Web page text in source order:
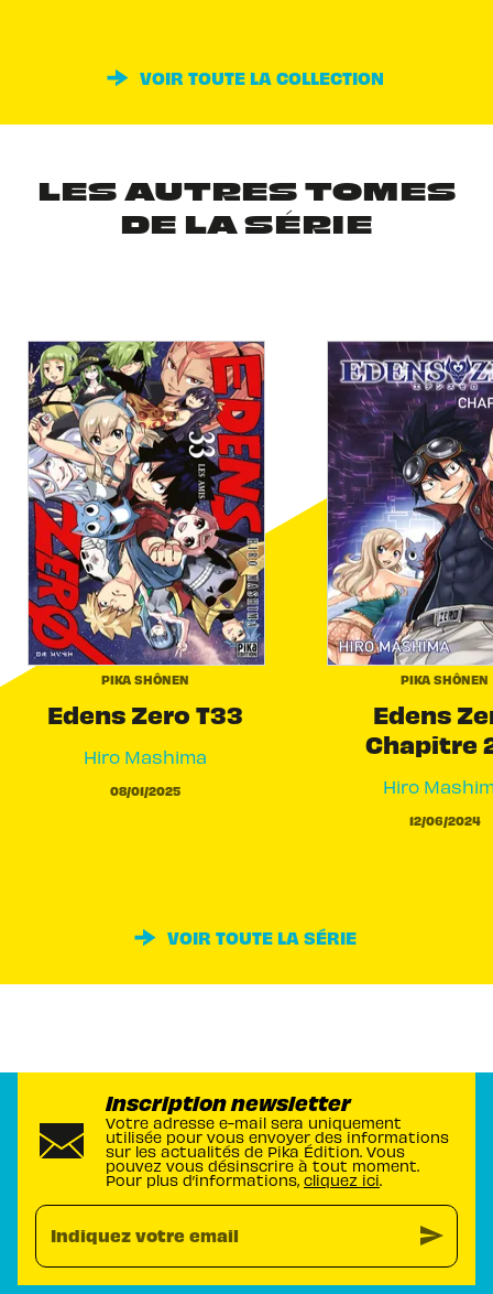
VOIR TOUTE LA COLLECTION
LES AUTRES TOMES
DE LA SÉRIE
PIKA SHÔNEN
Edens Zero T33
Hiro Mashima
08/01/2025
PIKA SHÔNEN
Edens
Chapitre
Hiro
12/06/2024
VOIR TOUTE LA SÉRIE
Inscription newsletter
Votre adresse e-mail sera uniquement
utilisée pour vous envoyer des informations
sur les actualités de Pika Édition. Vous
pouvez vous désinscrire à tout moment.
Pour plus d’informations, cliquez ici.
Indiquez votre email send